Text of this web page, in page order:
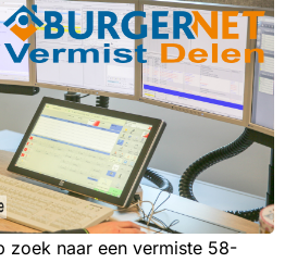
zoek naar een vermiste 58-